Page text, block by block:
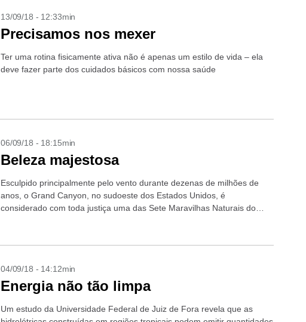
13/09/18 - 12:33min
Precisamos nos mexer
Ter uma rotina fisicamente ativa não é apenas um estilo de vida – ela
deve fazer parte dos cuidados básicos com nossa saúde
06/09/18 - 18:15min
Beleza majestosa
Esculpido principalmente pelo vento durante dezenas de milhões de
anos, o Grand Canyon, no sudoeste dos Estados Unidos, é
considerado com toda justiça uma das Sete Maravilhas Naturais do
04/09/18 - 14:12min
Energia não tão limpa
Um estudo da Universidade Federal de Juiz de Fora revela que as